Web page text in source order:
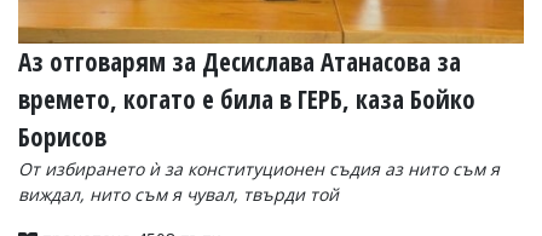
Аз отговарям за Десислава Атанасова за
времето, когато е била в ГЕРБ, каза Бойко
Борисов
От избирането ѝ за конституционен съдия аз нито съм я
виждал, нито съм я чувал, твърди той